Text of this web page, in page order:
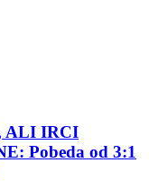
ALI IRCI
Pobeda od 3:1